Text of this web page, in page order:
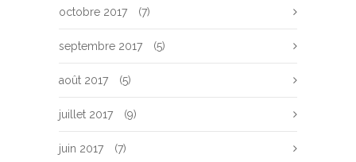
octobre 2017 (7)
septembre 2017 (5)
août 2017 (5)
juillet 2017 (9)
juin 2017 (7)